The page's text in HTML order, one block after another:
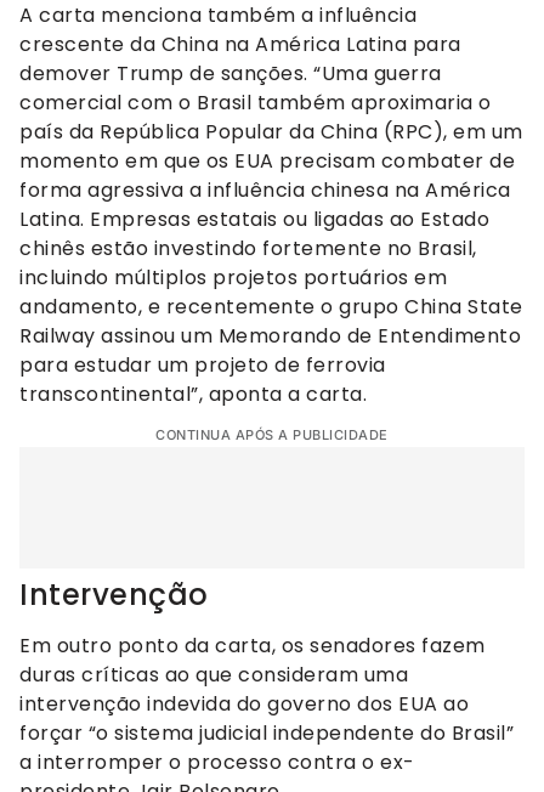
A carta menciona também a influência
crescente da China na América Latina para
demover Trump de sanções. “Uma guerra
comercial com o Brasil também aproximaria o
país da República Popular da China (RPC), em um
momento em que os EUA precisam combater de
forma agressiva a influência chinesa na América
Latina. Empresas estatais ou ligadas ao Estado
chinês estão investindo fortemente no Brasil,
incluindo múltiplos projetos portuários em
andamento, e recentemente o grupo China State
Railway assinou um Memorando de Entendimento
para estudar um projeto de ferrovia
transcontinental”, aponta a carta.
CONTINUA APÓS A PUBLICIDADE
Intervenção
Em outro ponto da carta, os senadores fazem
duras críticas ao que consideram uma
intervenção indevida do governo dos EUA ao
forçar “o sistema judicial independente do Brasil”
a interromper o processo contra o ex-